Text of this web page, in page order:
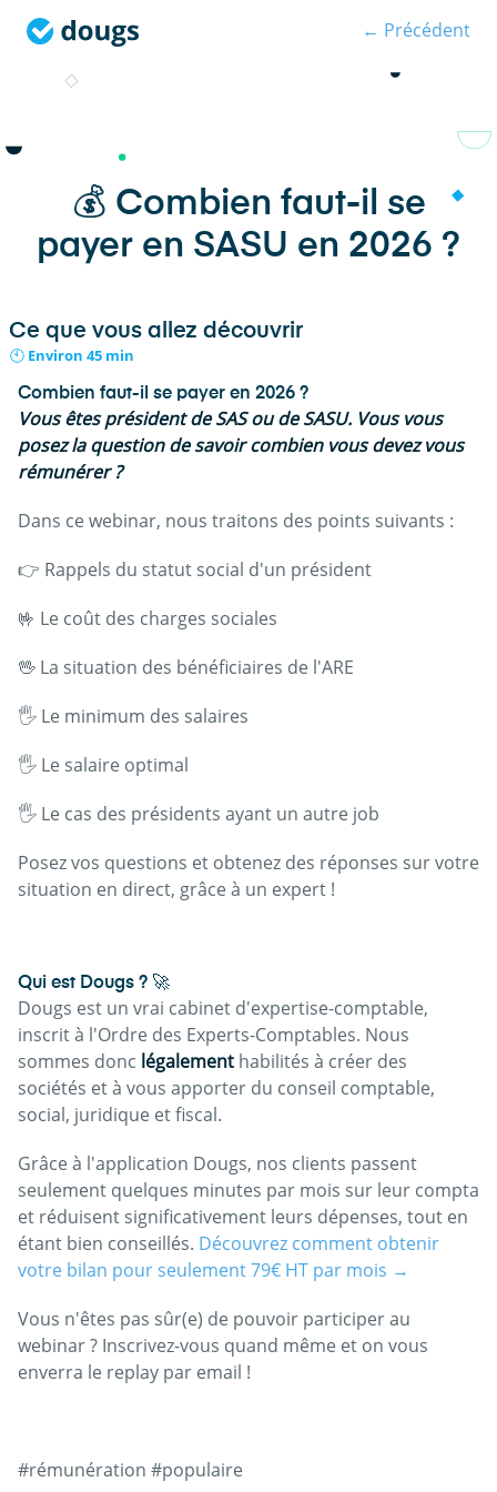
← Précédent
💰 Combien faut-il se
payer en SASU en 2026 ?
Ce que vous allez découvrir
🕙 Environ 45 min
Combien faut-il se payer en 2026 ?
Vous êtes président de SAS ou de SASU. Vous vous
posez la question de savoir combien vous devez vous
rémunérer ?
Dans ce webinar, nous traitons des points suivants :
👉 Rappels du statut social d'un président
🤟 Le coût des charges sociales
🖖 La situation des bénéficiaires de l'ARE
🖐 Le minimum des salaires
🖐 Le salaire optimal
🖐 Le cas des présidents ayant un autre job
Posez vos questions et obtenez des réponses sur votre
situation en direct, grâce à un expert !
Qui est Dougs ? 🚀
Dougs est un vrai cabinet d'expertise-comptable,
inscrit à l'Ordre des Experts-Comptables. Nous
sommes donc légalement habilités à créer des
sociétés et à vous apporter du conseil comptable,
social, juridique et fiscal.
Grâce à l'application Dougs, nos clients passent
seulement quelques minutes par mois sur leur compta
et réduisent significativement leurs dépenses, tout en
étant bien conseillés. Découvrez comment obtenir
votre bilan pour seulement 79€ HT par mois →
Vous n'êtes pas sûr(e) de pouvoir participer au
webinar ? Inscrivez-vous quand même et on vous
enverra le replay par email !
#rémunération #populaire